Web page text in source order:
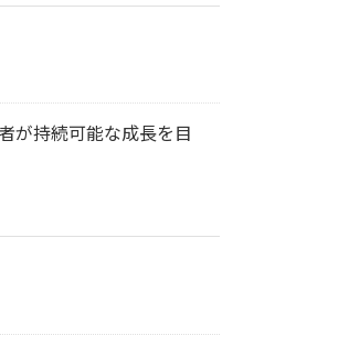
が持続可能な成長を目